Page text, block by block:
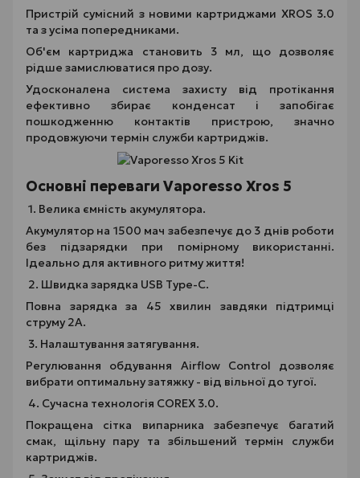
Пристрій сумісний з новими картриджами XROS 3.0
та з усіма попередниками.
Об'єм картриджа становить 3 мл, що дозволяє
рідше замислюватися про дозу.
Удосконалена система захисту від протікання
ефективно збирає конденсат і запобігає
пошкодженню контактів пристрою, значно
продовжуючи термін служби картриджів.
Основні переваги Vaporesso Xros 5
1. Велика ємність акумулятора.
Акумулятор на 1500 мач забезпечує до 3 днів роботи
без підзарядки при помірному використанні.
Ідеально для активного ритму життя!
2. Швидка зарядка USB Type-C.
Повна зарядка за 45 хвилин завдяки підтримці
струму 2А.
3. Налаштування затягування.
Регулювання обдування Airflow Control дозволяє
вибрати оптимальну затяжку - від вільної до тугої.
4. Сучасна технологія COREX 3.0.
Покращена сітка випарника забезпечує багатий
смак, щільну пару та збільшений термін служби
картриджів.